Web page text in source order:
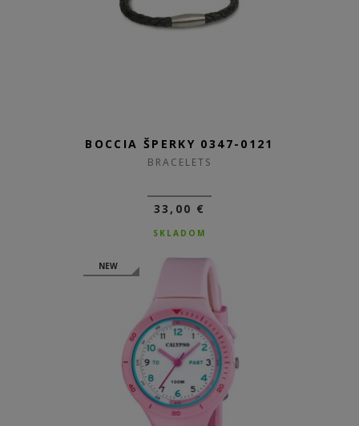
BOCCIA ŠPERKY 0347-0121
BRACELETS
33,00 €
SKLADOM
NEW